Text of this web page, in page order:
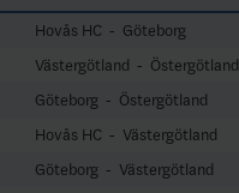
Hovås HC - Göteborg
Västergötland - Östergötland
Göteborg - Östergötland
Hovås HC - Västergötland
Göteborg - Västergötland